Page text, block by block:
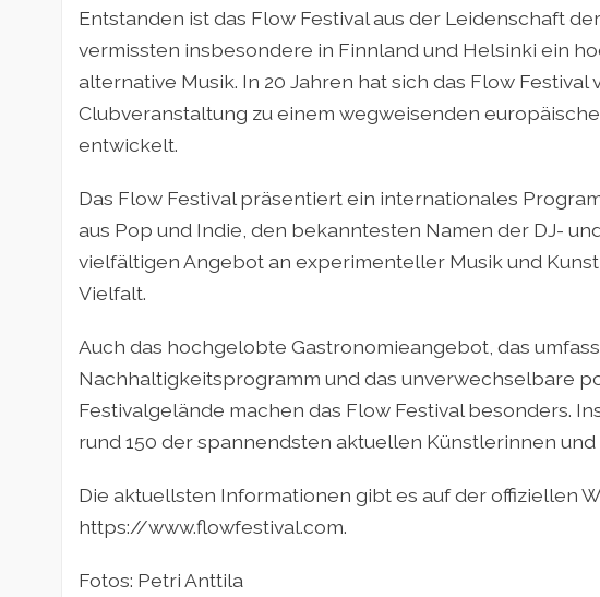
Entstanden ist das Flow Festival aus der Leidenschaft
vermissten insbesondere in Finnland und Helsinki ein
alternative Musik. In 20 Jahren hat sich das Flow Festival
Clubveranstaltung zu einem wegweisenden
entwickelt.
Das Flow Festival präsentiert ein internationales
aus Pop und Indie, den bekanntesten Namen der DJ-
vielfältigen Angebot an experimenteller Musik und
Vielfalt.
Auch das hochgelobte Gastronomieangebot, das
Nachhaltigkeitsprogramm und das unverwechselbare
Festivalgelände machen das Flow Festival besonders.
rund 150 der spannendsten aktuellen Künstlerinnen und
Die aktuellsten Informationen gibt es auf der offiziellen
https://www.flowfestival.com.
Fotos: Petri Anttila